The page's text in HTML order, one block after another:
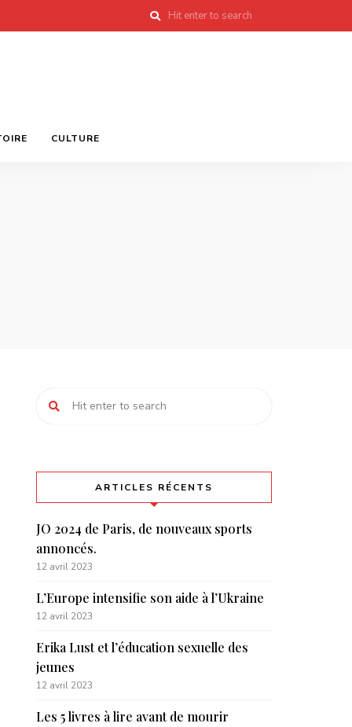
CULTURE
ARTICLES RÉCENTS
JO 2024 de Paris, de nouveaux sports
annoncés.
12 avril 2023
L’Europe intensifie son aide à l’Ukraine
12 avril 2023
Erika Lust et l’éducation sexuelle des
jeunes
12 avril 2023
Les 5 livres à lire avant de mourir